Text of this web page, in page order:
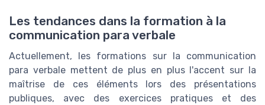
Les tendances dans la formation à la
communication para verbale
Actuellement, les formations sur la communication
para verbale mettent de plus en plus l'accent sur la
maîtrise de ces éléments lors des présentations
publiques, avec des exercices pratiques et des